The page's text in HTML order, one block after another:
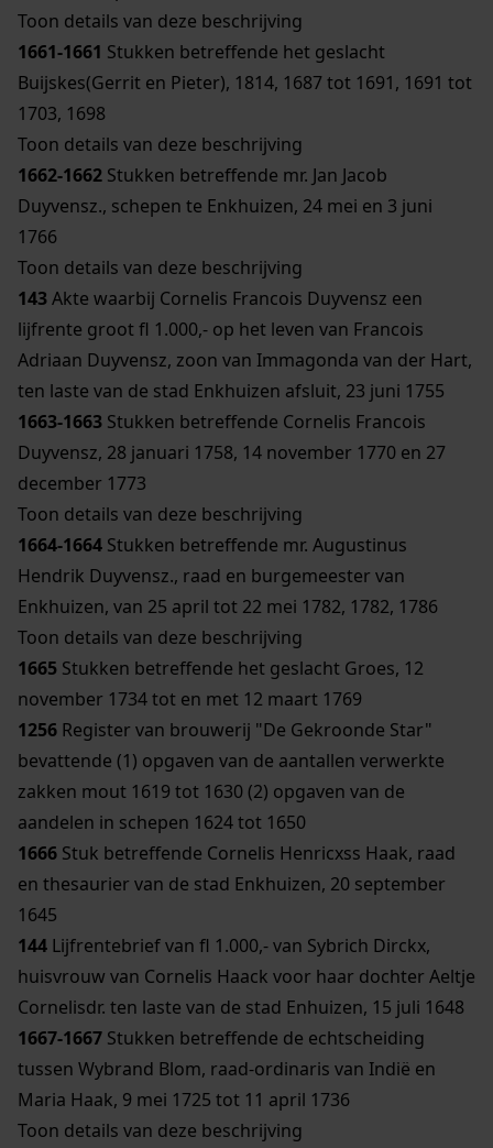
Toon details van deze beschrijving
1661-1661 Stukken betreffende het geslacht
Buijskes(Gerrit en Pieter), 1814, 1687 tot 1691, 1691 tot
1703, 1698
Toon details van deze beschrijving
1662-1662 Stukken betreffende mr. Jan Jacob
Duyvensz., schepen te Enkhuizen, 24 mei en 3 juni
1766
Toon details van deze beschrijving
143Akte waarbij Cornelis Francois Duyvensz een
lijfrente groot fl 1.000,- op het leven van Francois
Adriaan Duyvensz, zoon van Immagonda van der Hart,
ten laste van de stad Enkhuizen afsluit, 23 juni 1755
1663-1663 Stukken betreffende Cornelis Francois
Duyvensz, 28 januari 1758, 14 november 1770 en 27
december 1773
Toon details van deze beschrijving
1664-1664 Stukken betreffende mr. Augustinus
Hendrik Duyvensz., raad en burgemeester van
Enkhuizen, van 25 april tot 22 mei 1782, 1782, 1786
Toon details van deze beschrijving
1665 Stukken betreffende het geslacht Groes, 12
november 1734 tot en met 12 maart 1769
1256 Register van brouwerij "De Gekroonde Star"
bevattende (1) opgaven van de aantallen verwerkte
zakken mout 1619 tot 1630 (2) opgaven van de
aandelen in schepen 1624 tot 1650
1666 Stuk betreffende Cornelis Henricxss Haak, raad
en thesaurier van de stad Enkhuizen, 20 september
1645
144 Lijfrentebrief van fl 1.000,- van Sybrich Dirckx,
huisvrouw van Cornelis Haack voor haar dochter Aeltje
Cornelisdr. ten laste van de stad Enhuizen, 15 juli 1648
1667-1667 Stukken betreffende de echtscheiding
tussen Wybrand Blom, raad-ordinaris van Indië en
Maria Haak, 9 mei 1725 tot 11 april 1736
Toon details van deze beschrijving